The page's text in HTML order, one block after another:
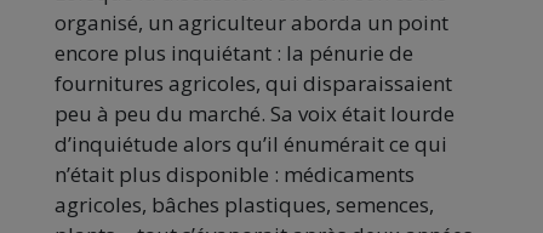
organisé, un agriculteur aborda un point
encore plus inquiétant : la pénurie de
fournitures agricoles, qui disparaissaient
peu à peu du marché. Sa voix était lourde
d’inquiétude alors qu’il énumérait ce qui
n’était plus disponible : médicaments
agricoles, bâches plastiques, semences,